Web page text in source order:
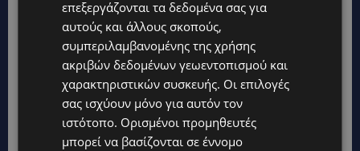
Topics
STORIES
ΓΕΝΕΘΛΙΟΣ ΗΜΕΡΑ: Η ηλικία είναι μόνο ένας αριθμός – Οι
άνθρωποι και οι στιγμές είναι η πραγματική μας ιστορία
STORIES
ΕΛΕΝΑ ΑΝΤΩΝΙΑΔΟΥ: Αγώνας ζωής για τη 37χρονη μητέρα
τριών παιδιών – Έρανος για τη θεραπεία της στην Αγγλία
επεξεργάζονται τα δεδομένα σας για
αυτούς και άλλους σκοπούς,
συμπεριλαμβανομένης της χρήσης
ακριβών δεδομένων γεωεντοπισμού και
χαρακτηριστικών συσκευής. Οι επιλογές
σας ισχύουν μόνο για αυτόν τον
ιστότοπο. Ορισμένοι προμηθευτές
μπορεί να βασίζονται σε έννομο